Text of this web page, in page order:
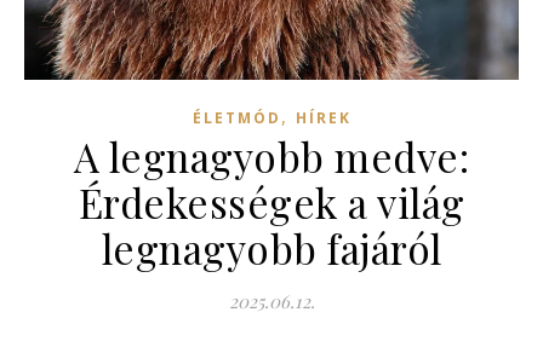
ÉLETMÓD , HÍREK
A legnagyobb medve:
Érdekességek a világ
legnagyobb fajáról
2025.06.12.